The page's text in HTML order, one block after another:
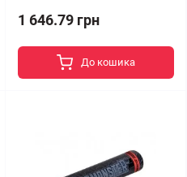
1 646.79 грн
До кошика